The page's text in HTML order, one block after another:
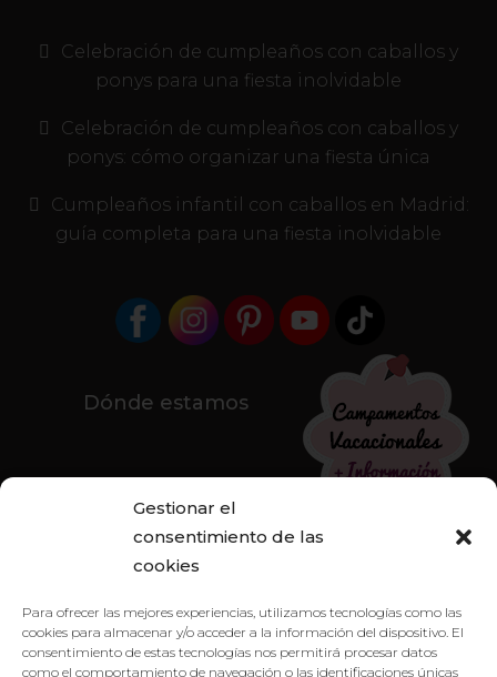
Gestionar el
consentimiento de las
cookies
Para ofrecer las mejores experiencias, utilizamos tecnologías como las
cookies para almacenar y/o acceder a la información del dispositivo. El
consentimiento de estas tecnologías nos permitirá procesar datos
como el comportamiento de navegación o las identificaciones únicas
Celebración de cumpleaños con caballos y
ponys para una fiesta inolvidable
Celebración de cumpleaños con caballos y
ponys: cómo organizar una fiesta única
Cumpleaños infantil con caballos en Madrid:
guía completa para una fiesta inolvidable
Dónde estamos